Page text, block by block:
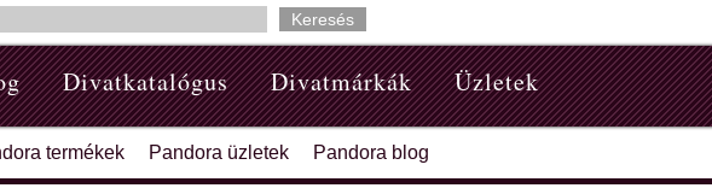
Divatkatalógus Divatmárkák Üzletek
termékek Pandora üzletek Pandora blog